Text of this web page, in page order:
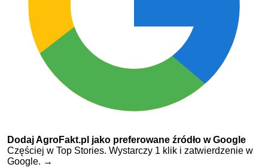
Dodaj AgroFakt.pl jako preferowane źródło w Google
Częściej w Top Stories. Wystarczy 1 klik i zatwierdzenie w
Google. →